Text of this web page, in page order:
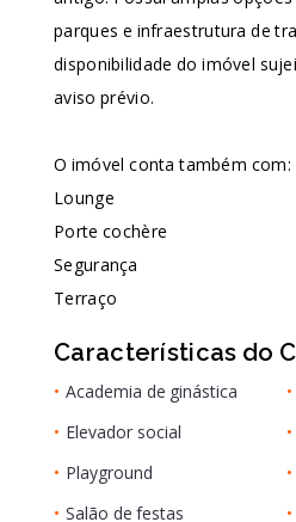
parques e infraestrutura de
disponibilidade do imóvel
aviso prévio.
O imóvel conta também com:
Lounge
Porte cochère
Segurança
Terraço
Características do
• Academia de ginástica •
• Elevador social •
• Playground •
• Salão de festas •